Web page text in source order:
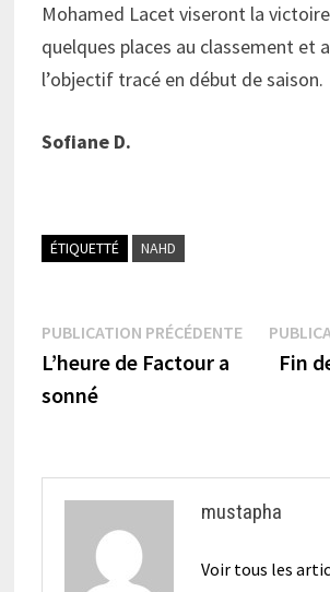
Mohamed Lacet viseront la
quelques places au classement et
l’objectif tracé en début de saison.
Sofiane D.
ÉTIQUETTÉ NAHD
Navigation
de
PUBLICATION PRÉCÉDENTE
L’heure de Factour a
sonné
Fin
mustapha
Voir tous les